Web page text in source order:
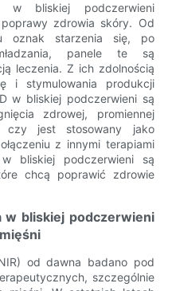
w bliskiej podczerwieni
zdrowia skóry. Od
oznak starzenia się, po
panele te są
leczenia. Z ich zdolnością
i stymulowania produkcji
w bliskiej podczerwieni są
zdrowej, promiennej
czy jest stosowany jako
z innymi terapiami
bliskiej podczerwieni są
chcą poprawić zdrowie
w bliskiej podczerwieni
od dawna badano pod
szczególnie